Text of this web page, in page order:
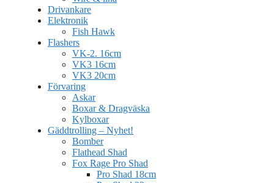
Drivankare
Elektronik
Fish Hawk
Flashers
VK-2. 16cm
VK3 16cm
VK3 20cm
Förvaring
Askar
Boxar & Dragväska
Kylboxar
Gäddtrolling – Nyhet!
Bomber
Flathead Shad
Fox Rage Pro Shad
Pro Shad 18cm